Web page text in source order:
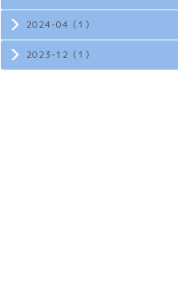
2024-04（1）
2023-12（1）